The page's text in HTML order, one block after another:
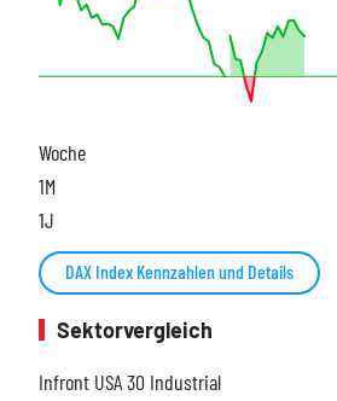
Woche
1M
1J
DAX Index Kennzahlen und Details
Sektorvergleich
Infront USA 30 Industrial